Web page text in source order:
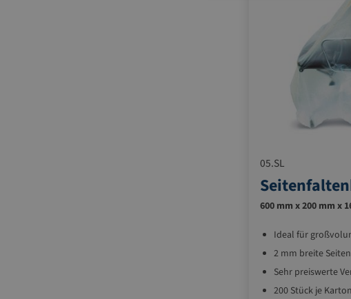
05.SL
600 mm x 200 mm x
Ideal für
2 mm breite
Sehr preiswerte
200 Stück je Karton